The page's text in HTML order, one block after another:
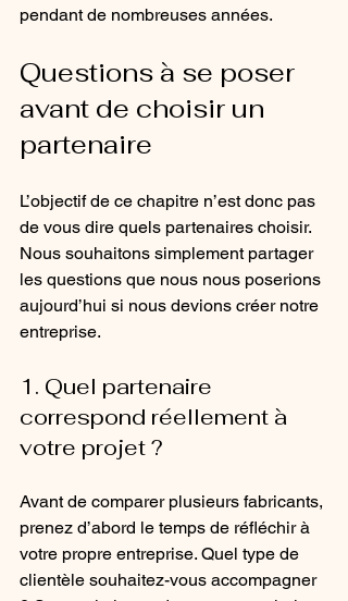
pendant de nombreuses années.
Questions à se poser
avant de choisir un
partenaire
L’objectif de ce chapitre n’est donc pas
de vous dire quels partenaires choisir.
Nous souhaitons simplement partager
les questions que nous nous poserions
aujourd’hui si nous devions créer notre
entreprise.
1. Quel partenaire
correspond réellement à
votre projet ?
Avant de comparer plusieurs fabricants,
prenez d’abord le temps de réfléchir à
votre propre entreprise. Quel type de
clientèle souhaitez-vous accompagner